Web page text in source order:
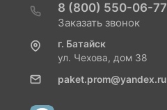
8 (800) 550-06-77
Заказать звонок
г. Батайск
ул. Чехова, дом 38
paket.prom@yandex.ru